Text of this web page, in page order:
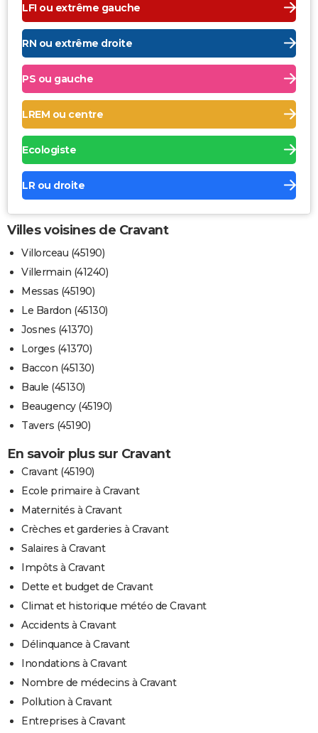
LFI ou extrême gauche
RN ou extrême droite
PS ou gauche
LREM ou centre
Ecologiste
LR ou droite
Villes voisines de Cravant
Villorceau (45190)
Villermain (41240)
Messas (45190)
Le Bardon (45130)
Josnes (41370)
Lorges (41370)
Baccon (45130)
Baule (45130)
Beaugency (45190)
Tavers (45190)
En savoir plus sur Cravant
Cravant (45190)
Ecole primaire à Cravant
Maternités à Cravant
Crèches et garderies à Cravant
Salaires à Cravant
Impôts à Cravant
Dette et budget de Cravant
Climat et historique météo de Cravant
Accidents à Cravant
Délinquance à Cravant
Inondations à Cravant
Nombre de médecins à Cravant
Pollution à Cravant
Entreprises à Cravant